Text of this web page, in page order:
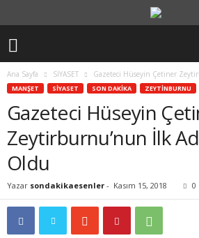
Ana Sayfa SİYASET Gazeteci Hüseyin Çetiner
MANŞET SİYASET SON DAKİKA ZEYTİNBURNU
Gazeteci Hüseyin
Zeytirburnu’nun İlk
Oldu
Yazar sondakikaesenler - Kasım 15, 2018 0